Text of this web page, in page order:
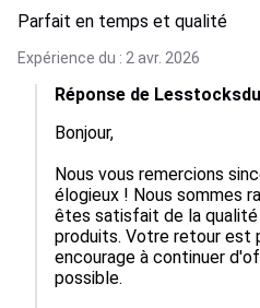
Parfait en temps et qualité
Expérience du : 2 avr. 2026
Réponse de
Bonjour,
Nous vous remercions
élogieux ! Nous sommes
êtes satisfait de la
produits. Votre retour est
encourage à continuer
possible.